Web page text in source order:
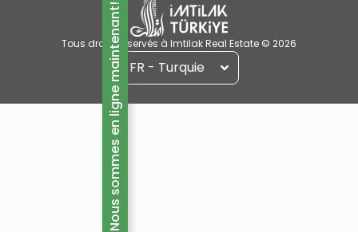
Tous droits réservés à Imtilak Real Estate © 2026
FR - Turquie
Nous sommes en ligne maintenant!